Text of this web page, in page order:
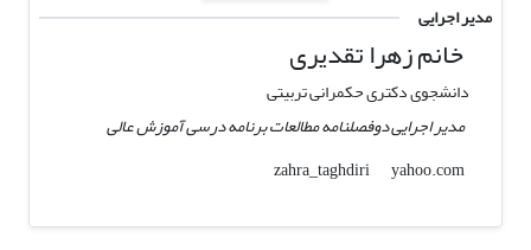
مدیر اجرایی
خانم زهرا تقدیری
دانشجوی دکتری حکمرانی تربیتی
مدیر اجرایی دوفصلنامه مطالعات برنامه درسی آموزش عالی
zahra_taghdiri
yahoo.com